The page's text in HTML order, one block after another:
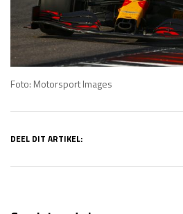
Foto: Motorsport Images
DEEL DIT ARTIKEL: